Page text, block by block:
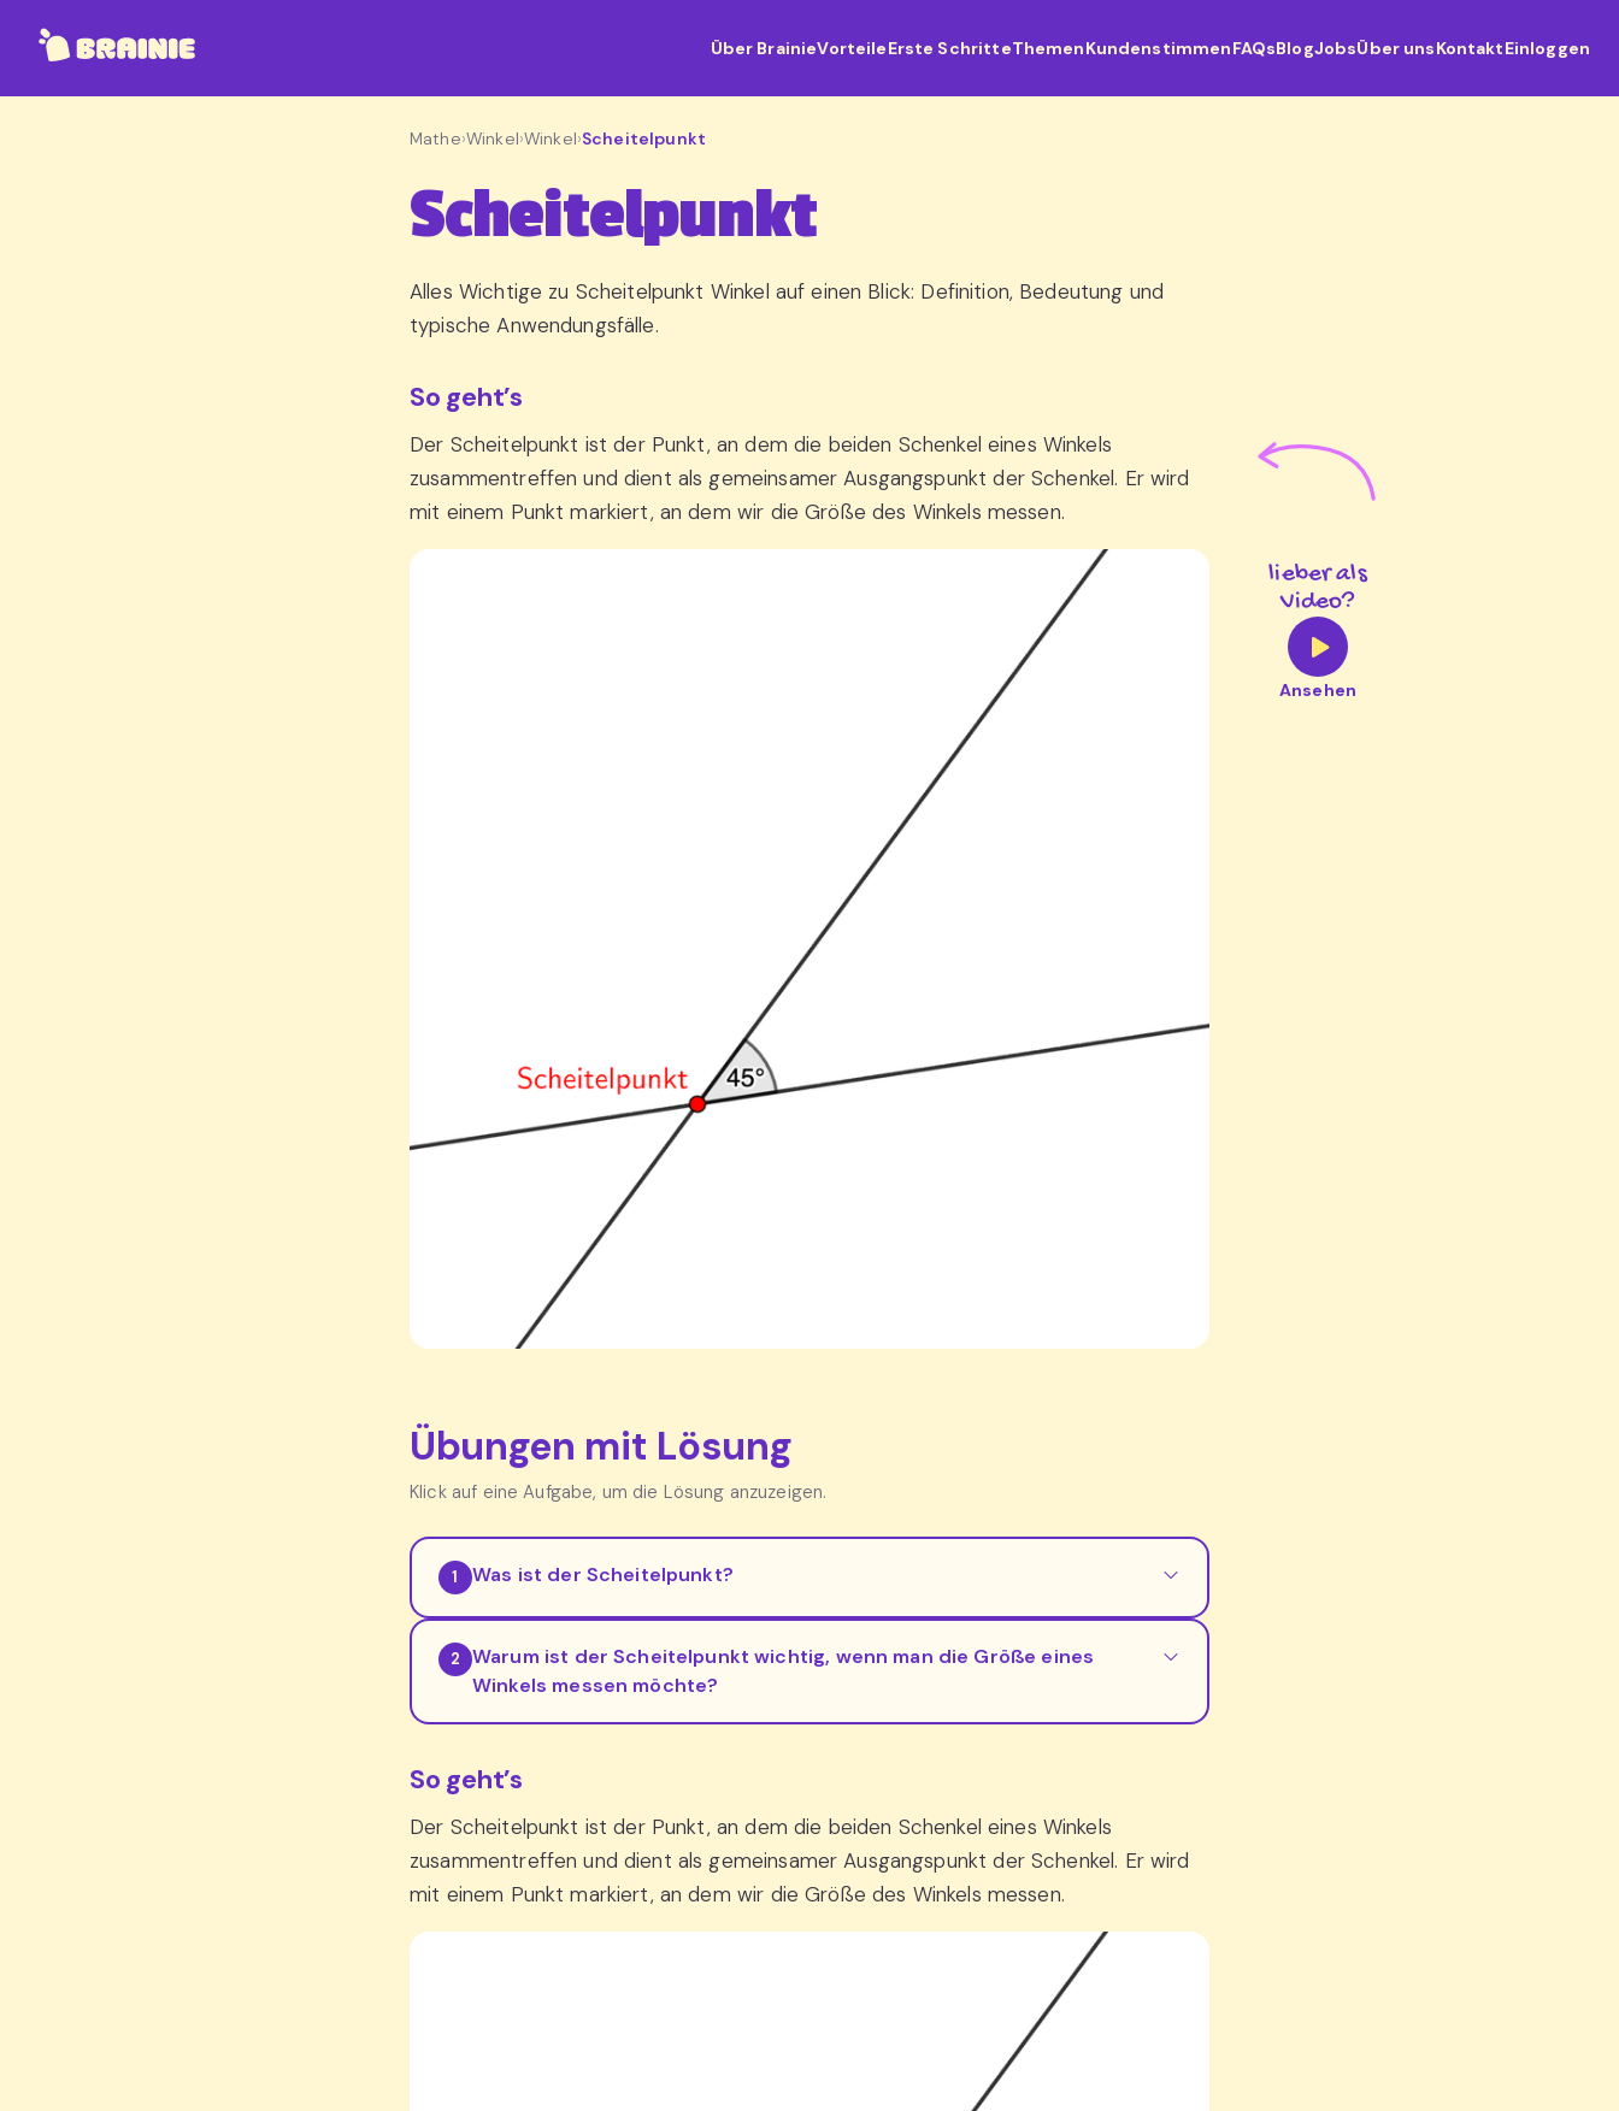
Über BrainieVorteileErste SchritteThemenKundenstimmenFAQsBlogJobsÜber unsKontaktEinloggen
Mathe›Winkel›Winkel›Scheitelpunkt
Scheitelpunkt
Alles Wichtige zu Scheitelpunkt Winkel auf einen Blick: Definition, Bedeutung und
typische Anwendungsfälle.
lieber als
Video?
Ansehen
So geht’s
Der Scheitelpunkt ist der Punkt, an dem die beiden Schenkel eines Winkels
zusammentreffen und dient als gemeinsamer Ausgangspunkt der Schenkel. Er wird
mit einem Punkt markiert, an dem wir die Größe des Winkels messen.
Übungen mit Lösung
Klick auf eine Aufgabe, um die Lösung anzuzeigen.
1 Was ist der Scheitelpunkt?
2
Warum ist der Scheitelpunkt wichtig, wenn man die Größe eines
Winkels messen möchte?
So geht’s
Der Scheitelpunkt ist der Punkt, an dem die beiden Schenkel eines Winkels
zusammentreffen und dient als gemeinsamer Ausgangspunkt der Schenkel. Er wird
mit einem Punkt markiert, an dem wir die Größe des Winkels messen.